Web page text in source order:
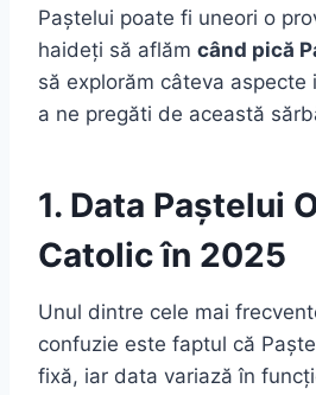
Paștelui poate fi uneori o
haideți să aflăm când pică
să explorăm câteva
a ne pregăti de această
1. Data Paștelui
Catolic în 2025
Unul dintre cele mai
confuzie este faptul că
fixă, iar data variază în